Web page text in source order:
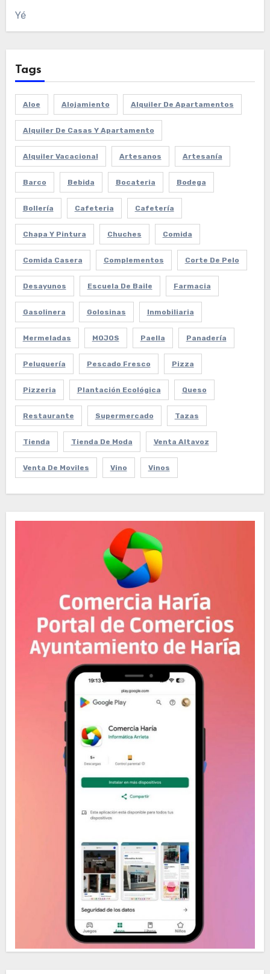
Yé
Tags
Aloe Alojamiento Alquiler De Apartamentos
Alquiler De Casas Y Apartamento
Alquiler Vacacional Artesanos Artesanía
Barco Bebida Bocateria Bodega
Bollería Cafeteria Cafetería
Chapa Y Pintura Chuches Comida
Comida Casera Complementos Corte De Pelo
Desayunos Escuela De Baile Farmacia
Gasolinera Golosinas Inmobiliaria
Mermeladas MOJOS Paella Panadería
Peluquería Pescado Fresco Pizza
Pizzeria Plantación Ecológica Queso
Restaurante Supermercado Tazas
Tienda Tienda De Moda Venta Altavoz
Venta De Moviles Vino Vinos